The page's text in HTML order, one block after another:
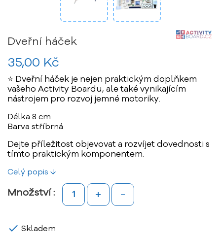
Dveřní háček
35,00 Kč
⭐ Dveřní háček je nejen praktickým doplňkem
vašeho Activity Boardu, ale také vynikajícím
nástrojem pro rozvoj jemné motoriky.
Délka 8 cm
Barva stříbrná
Dejte příležitost objevovat a rozvíjet dovednosti s
tímto praktickým komponentem.
Celý popis ↓
Množství : + -
 Skladem